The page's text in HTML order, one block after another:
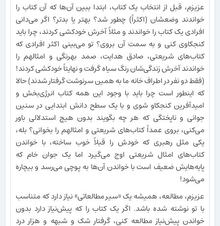
عزیزم، قبل از انتخاب یک کتاب، ابتدا ببین آن‌ها که آن کتاب را
خواندند وضعشان (اکثراً) چطور شد؟ بهتر یا بدتر؟ اگر می‌دانی
افرادی یک کتاب را خواندند و مثلاً آخرش خودکشی کردند، چرا باید
کنجکاوی کنی و به سمت آن بروی؟ تو می‌بینی اکثر افرادی که
کتاب‌های شریعتی، صادق هدایت، صمد بهرنگی و امثالهم را
خواندند آخرش زندگی‌شان رنگ سیاه گرفت و نهایتاً خودکشی کردند!
(فقط دو نفر در اطراف خانه ما به همین سرنوشت گرفتار شدند) حالا
که اینطور است چرا باید با وجود این همه کتاب انرژی‌بخش و
امیدآفرین کنجکاو شوی و با یک سطح دانش ابتدایی در سنین
جوانی و ناپختگی که هر چه بگویند بدون هیچ استدلالی باور
می‌کنی، بروی عمداً کتاب‌های شریعتی و امثالهم را بخوانی؟ بله،
یکی مثل رهبری که خودش را قبلاً خوب ساخته، با خواندن
کتاب‌های امثال شریعتی اوج می‌گیرد اما یک جوان خام که
پایه‌هایش ضعیف است با خواندن آن‌ها به پوچی می‌رسد و بیچاره
می‌شود!
عزیزم، مطالعه، همیشه یک «سیر مطالعاتی» نیاز دارد که متناسب
با تو نوشته شده باشد. اگر یک کتاب را که پیش‌نیاز دارد بدون
خواندن پیش‌نیاز مطالعه کنی، گرفتار شک و شبهه و هزار درد